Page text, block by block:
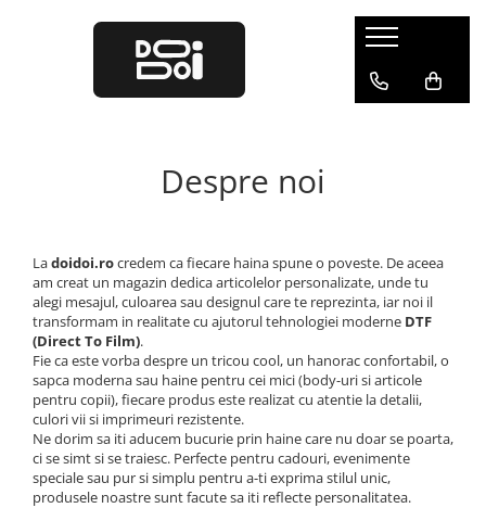
Despre noi
Ladoidoi.rocredem ca fiecare haina spune o poveste. De aceea
am creat un magazin dedica articolelor personalizate, unde tu
alegi mesajul, culoarea sau designul care te reprezinta, iar noi il
transformam in realitate cu ajutorul tehnologiei moderne DTF
(Direct To Film).
Fie ca este vorba despre un tricou cool, un hanorac confortabil, o
sapca moderna sau haine pentru cei mici (body-uri si articole
pentru copii), fiecare produs este realizat cu atentie la detalii,
culori vii si imprimeuri rezistente.
Ne dorim sa iti aducem bucurie prin haine care nu doar se poarta,
ci se simt si se traiesc. Perfecte pentru cadouri, evenimente
speciale sau pur si simplu pentru a-ti exprima stilul unic,
produsele noastre sunt facute sa iti reflecte personalitatea.